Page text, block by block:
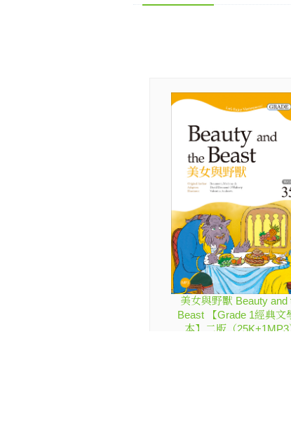
美女與野獸 Beauty and
Beast 【Grade 1經典文
本】二版（25K+1MP3